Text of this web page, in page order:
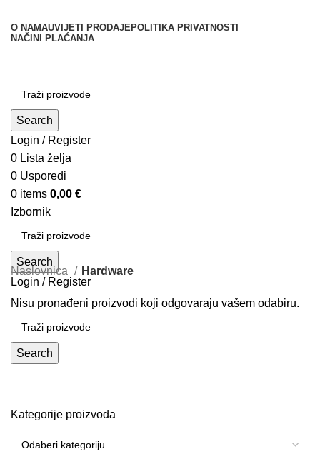
O NAMAUVIJETI PRODAJEPOLITIKA PRIVATNOSTI
NAČINI PLAĆANJA
Search
Login / Register
0 Lista želja
0 Usporedi
0 items 0,00 €
Izbornik
Search
Login / Register
Kategorije proizvoda
Naslovnica Hardware
Nisu pronađeni proizvodi koji odgovaraju vašem odabiru.
Search